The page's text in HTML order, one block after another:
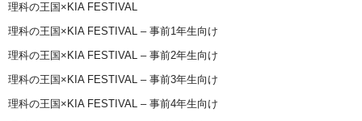
理科の王国×KIA FESTIVAL
理科の王国×KIA FESTIVAL – 事前1年生向け
理科の王国×KIA FESTIVAL – 事前2年生向け
理科の王国×KIA FESTIVAL – 事前3年生向け
理科の王国×KIA FESTIVAL – 事前4年生向け